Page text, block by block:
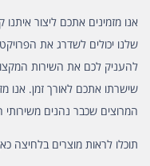
אנו מזמינים אתכם ליצור איתנו
שלנו יכולים לשדרג את
להעניק לכם את השירות
שישרתו אתכם לאורך זמן. אנו
המרוצים שכבר נהנים משירותי
תוכלו לראות מוצרים בלחיצה